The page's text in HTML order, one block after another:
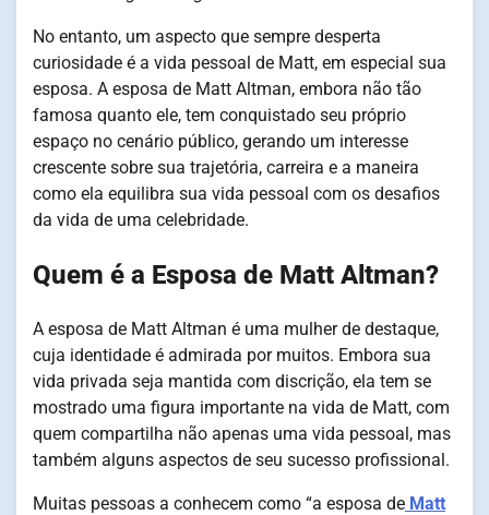
No entanto, um aspecto que sempre desperta
curiosidade é a vida pessoal de Matt, em especial sua
esposa. A esposa de Matt Altman, embora não tão
famosa quanto ele, tem conquistado seu próprio
espaço no cenário público, gerando um interesse
crescente sobre sua trajetória, carreira e a maneira
como ela equilibra sua vida pessoal com os desafios
da vida de uma celebridade.
Quem é a Esposa de Matt Altman?
A esposa de Matt Altman é uma mulher de destaque,
cuja identidade é admirada por muitos. Embora sua
vida privada seja mantida com discrição, ela tem se
mostrado uma figura importante na vida de Matt, com
quem compartilha não apenas uma vida pessoal, mas
também alguns aspectos de seu sucesso profissional.
Muitas pessoas a conhecem como “a esposa de Matt